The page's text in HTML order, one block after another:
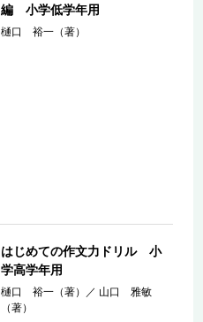
編 小学低学年用
樋口 裕一（著）
はじめての作文力ドリル 小
学高学年用
樋口 裕一（著） ／ 山口 雅敏
（著）